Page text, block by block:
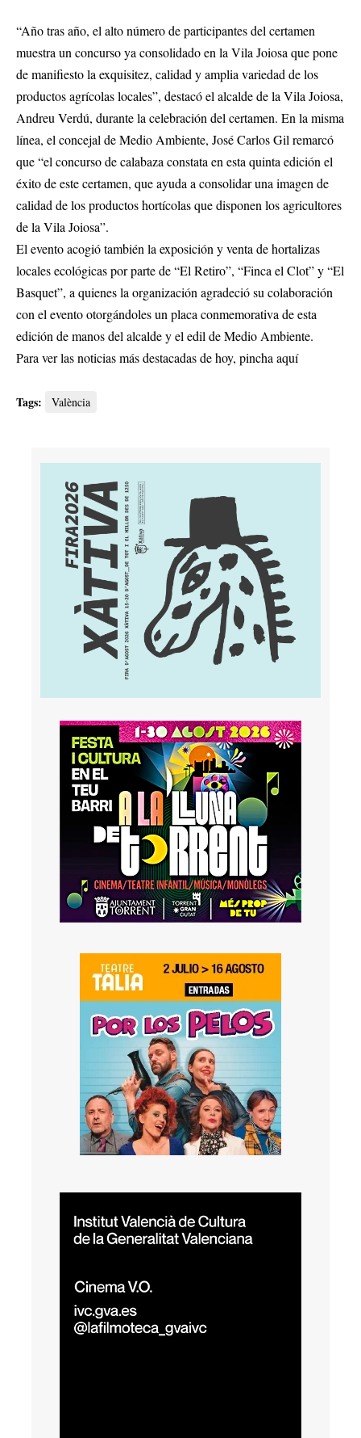
“Año tras año, el alto número de participantes del certamen
muestra un concurso ya consolidado en la Vila Joiosa que pone
de manifiesto la exquisitez, calidad y amplia variedad de los
productos agrícolas locales”, destacó el alcalde de la Vila Joiosa,
Andreu Verdú, durante la celebración del certamen. En la misma
línea, el concejal de Medio Ambiente, José Carlos Gil remarcó
que “el concurso de calabaza constata en esta quinta edición el
éxito de este certamen, que ayuda a consolidar una imagen de
calidad de los productos hortícolas que disponen los agricultores
de la Vila Joiosa”.
El evento acogió también la exposición y venta de hortalizas
locales ecológicas por parte de “El Retiro”, “Finca el Clot” y “El
Basquet”, a quienes la organización agradeció su colaboración
con el evento otorgándoles un placa conmemorativa de esta
edición de manos del alcalde y el edil de Medio Ambiente.
Para ver las noticias más destacadas de hoy, pincha aquí
Tags: València